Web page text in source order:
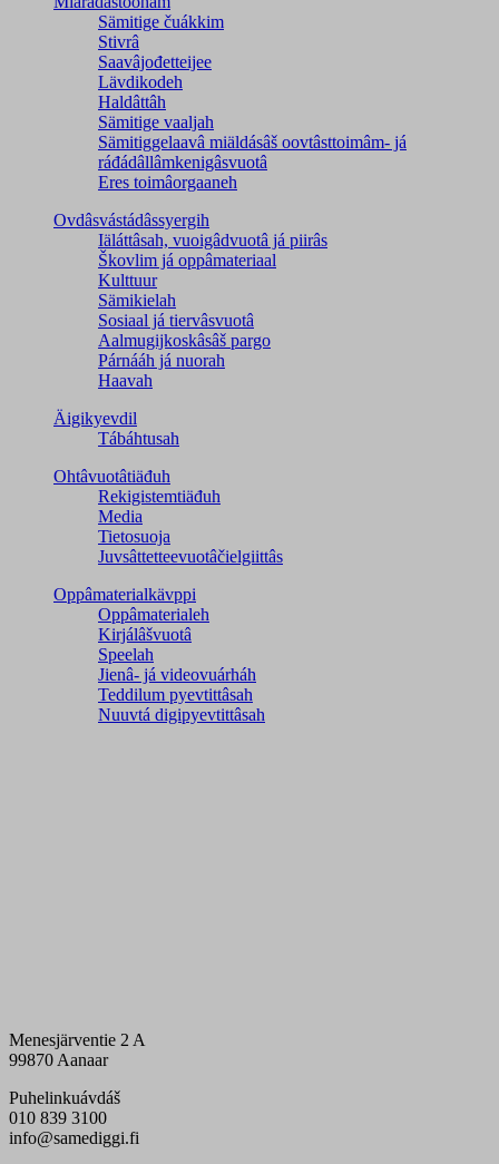
Sämitige čuákkim
Stivrâ
Saavâjođetteijee
Lävdikodeh
Haldâttâh
Sämitige vaaljah
Sämitiggelaavâ miäldásâš oovtâsttoimâm- já
ráđádâllâmkenigâsvuotâ
Eres toimâorgaaneh
Ovdâsvástádâssyergih
Iäláttâsah, vuoigâdvuotâ já piirâs
Škovlim já oppâmateriaal
Kulttuur
Sämikielah
Sosiaal já tiervâsvuotâ
Aalmugijkoskâsâš pargo
Párnááh já nuorah
Haavah
Äigikyevdil
Tábáhtusah
Ohtâvuotâtiäđuh
Rekigistemtiäđuh
Media
Tietosuoja
Juvsâttetteevuotâčielgiittâs
Oppâmaterialkävppi
Oppâmaterialeh
Kirjálâšvuotâ
Speelah
Jienâ- já videovuárháh
Teddilum pyevtittâsah
Nuuvtá digipyevtittâsah
Menesjärventie 2 A
99870 Aanaar
Puhelinkuávdáš
010 839 3100
info@samediggi.fi